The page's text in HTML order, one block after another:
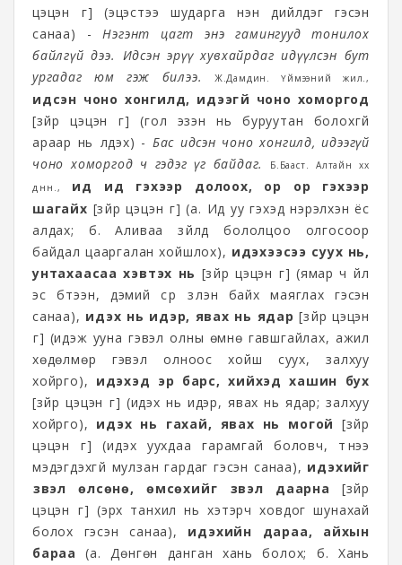
цэцэн үг] (эцэстээ шударга үнэн дийлдэг гэсэн
санаа) -Нэгэнт цагт энэ гамингууд тонилох
байлгүй дээ. Идсэн эрүү хувхайрдаг идүүлсэн бут
ургадаг юм гэж билээ.
Ж.Дамдин. Үймээний жил.,
идсэн чоно хонгилд, идээгүй чоно хоморгод
[зүйр цэцэн үг] (гол эзэн нь буруутан болохгүй
араар нь үлдэх) - Бас идсэн чоно хонгилд, идээгүй
чоно хоморгод ч гэдэг үг байдаг.
Б.Бааст.
Алтайн хөх
дөнөн.,
ид ид гэхээр долоох, ор ор гэхээр
шагайх [зүйр цэцэн үг] (а. Ид уу гэхэд нэрэлхэн ёс
алдах; б. Аливаа зүйлд бололцоо олгосоор
байдал цааргалан хойшлох), идэхээсээ суух нь,
унтахаасаа хэвтэх нь [зүйр цэцэн үг] (ямар ч үйл
эс бүтээн, дэмий сүр үзүүлэн байх маяглах гэсэн
санаа), идэх нь идэр, явах нь ядар [зүйр цэцэн
үг] (идэж ууна гэвэл олны өмнө гавшгайлах, ажил
хөдөлмөр гэвэл олноос хойш суух, залхуу
хойрго), идэхэд эр барс, хийхэд хашин бух
[зүйр цэцэн үг] (идэх нь идэр, явах нь ядар; залхуу
хойрго), идэх нь гахай, явах нь могой [зүйр
цэцэн үг] (идэх уухдаа гарамгай боловч, түүнээ
мэдэгдэхгүй мулзан гардаг гэсэн санаа), идэхийг
үзвэл өлсөнө, өмсөхийг үзвэл даарна [зүйр
цэцэн үг] (эрх танхил нь хэтэрч ховдог шунахай
болох гэсэн санаа), идэхийн дараа, айхын
бараа
(а. Дөнгөн данган хань болох; б. Хань